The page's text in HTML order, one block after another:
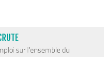
sur l'ensemble du